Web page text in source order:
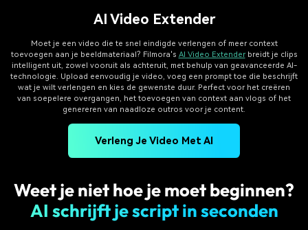
AI Video Extender
Moet je een video die te snel eindigde verlengen of meer context
toevoegen aan je beeldmateriaal? Filmora's AI Video Extenderbreidt je clips
intelligent uit, zowel vooruit als achteruit, met behulp van geavanceerde AI-
technologie. Upload eenvoudig je video, voeg een prompt toe die beschrijft
wat je wilt verlengen en kies de gewenste duur. Perfect voor het creëren
van soepelere overgangen, het toevoegen van context aan vlogs of het
genereren van naadloze outros voor je content.
Verleng Je Video Met AI
Weet je niet hoe je moet beginnen?
AI schrijft je script in seconden